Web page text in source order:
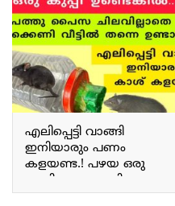
എലിപ്പെട്ടി വാങ്ങി
ഇനിയാരും പണം
കളയണ്ട.! പഴയ ഒരു
കുപ്പി മാത്രം മതി;
എലിക്കെണി വീട്ടിൽ